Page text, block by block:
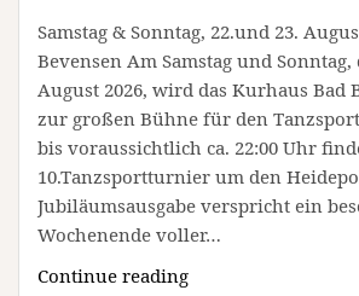
Samstag & Sonntag, 22.und 23.
Bevensen Am Samstag und Sonntag,
August 2026, wird das Kurhaus Bad
zur großen Bühne für den
bis voraussichtlich ca. 22:00 Uhr
10.Tanzsportturnier um den
Jubiläumsausgabe verspricht ein
Wochenende voller…
Continue readingJubiläum!